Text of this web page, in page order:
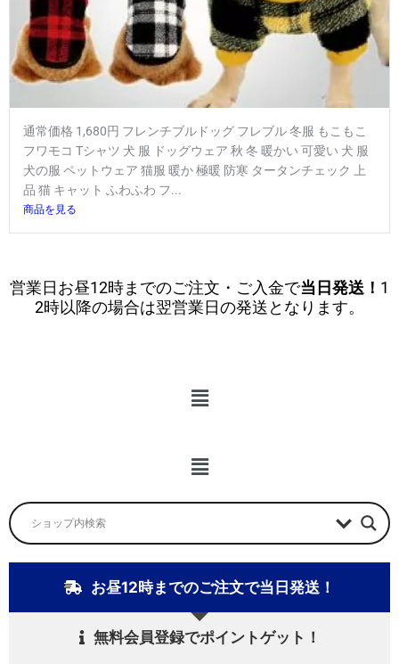
通常価格 1,680円 フレンチブルドッグ フレブル 冬服 もこもこ
フワモコ Tシャツ 犬 服 ドッグウェア 秋 冬 暖かい 可愛い 犬 服
犬の服 ペットウェア 猫服 暖か 極暖 防寒 タータンチェック 上
品 猫 キャット ふわふわ フ...
商品を見る
営業日お昼12時までのご注文・ご入金で当日発送！ 1
2時以降の場合は翌営業日の発送となります。
メ
ニ
メ
ニ
ュ
お昼12時までのご注文で当日発送！
無料会員登録でポイントゲット！